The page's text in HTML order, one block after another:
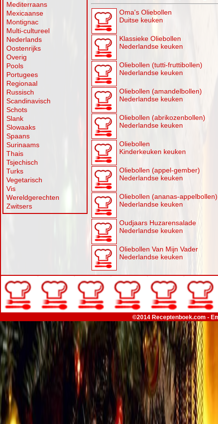
Mediterraans
Mexicaanse
Montignac
Multi-cultureel
Nederlands
Oostenrijks
Overig
Pools
Portugees
Regionaal
Russisch
Scandinavisch
Schots
Slank
Slowaaks
Spaans
Surinaams
Thais
Tsjechisch
Turks
Vegetarisch
Vis
Wereldgerechten
Zwitsers
Oma's Oliebollen
Duitse keuken
Klassieke Oliebollen
Nederlandse keuken
Oliebollen (tutti-fruttibollen)
Nederlandse keuken
Oliebollen (amandelbollen)
Nederlandse keuken
Oliebollen (abrikozenbollen)
Nederlandse keuken
Oliebollen
Kinderkeuken keuken
Oliebollen (appel-gember)
Nederlandse keuken
Oliebollen (ananas-appelbollen)
Nederlandse keuken
Oudjaars Huzarensalade
Nederlandse keuken
Oliebollen Van Mijn Vader
Nederlandse keuken
©2014 Receptenboek.com -